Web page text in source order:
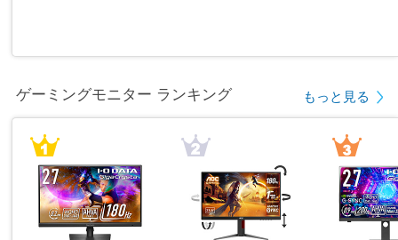
ゲーミングモニター ランキング もっと見る